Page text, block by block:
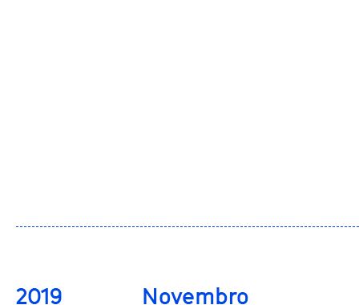
Novembro
2019